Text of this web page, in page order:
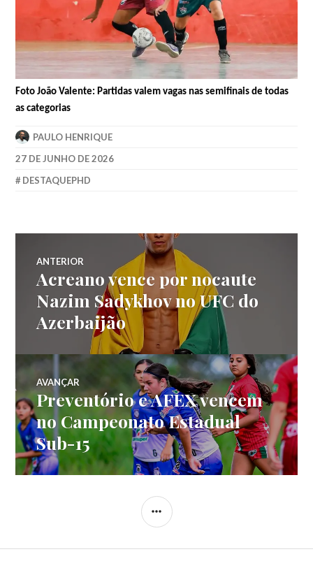
Foto João Valente: Partidas valem vagas nas semifinais de todas
as categorias
PAULO HENRIQUE
27 DE JUNHO DE 2026
DESTAQUEPHD
ANTERIOR
Acreano vence por nocaute
Nazim Sadykhov no UFC do
Azerbaijão
AVANÇAR
Preventório e AFEX vencem
no Campeonato Estadual
Sub-15